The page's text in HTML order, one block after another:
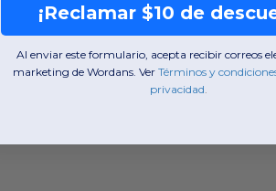
¡Reclamar $10 de
Al enviar este formulario, acepta recibir correos
marketing de Wordans. Ver​ Términos y
privacidad